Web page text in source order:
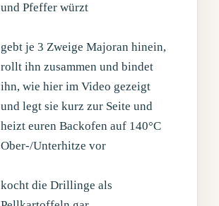
und Pfeffer würzt
gebt je 3 Zweige Majoran hinein,
rollt ihn zusammen und bindet
ihn, wie hier im Video gezeigt
und legt sie kurz zur Seite und
heizt euren Backofen auf 140°C
Ober-/Unterhitze vor
kocht die Drillinge als